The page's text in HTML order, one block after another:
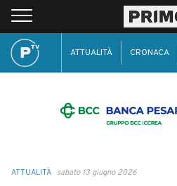
ATTUALITÀ CRONACA
ATTUALITÀ sabato 13 giugno 2026